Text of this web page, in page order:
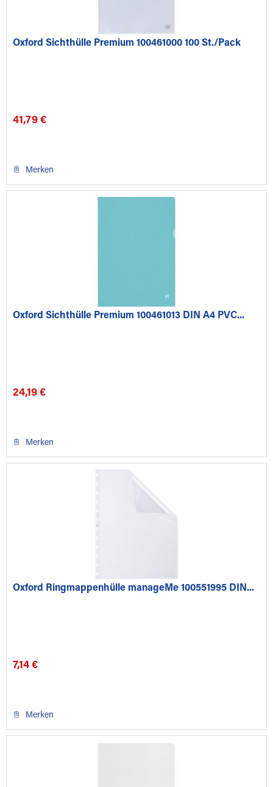
Oxford Sichthülle Premium 100461000 100 St./Pack
41,79 €
Merken
Oxford Sichthülle Premium 100461013 DIN A4 PVC...
24,19 €
Merken
Oxford Ringmappenhülle manageMe 100551995 DIN...
7,14 €
Merken